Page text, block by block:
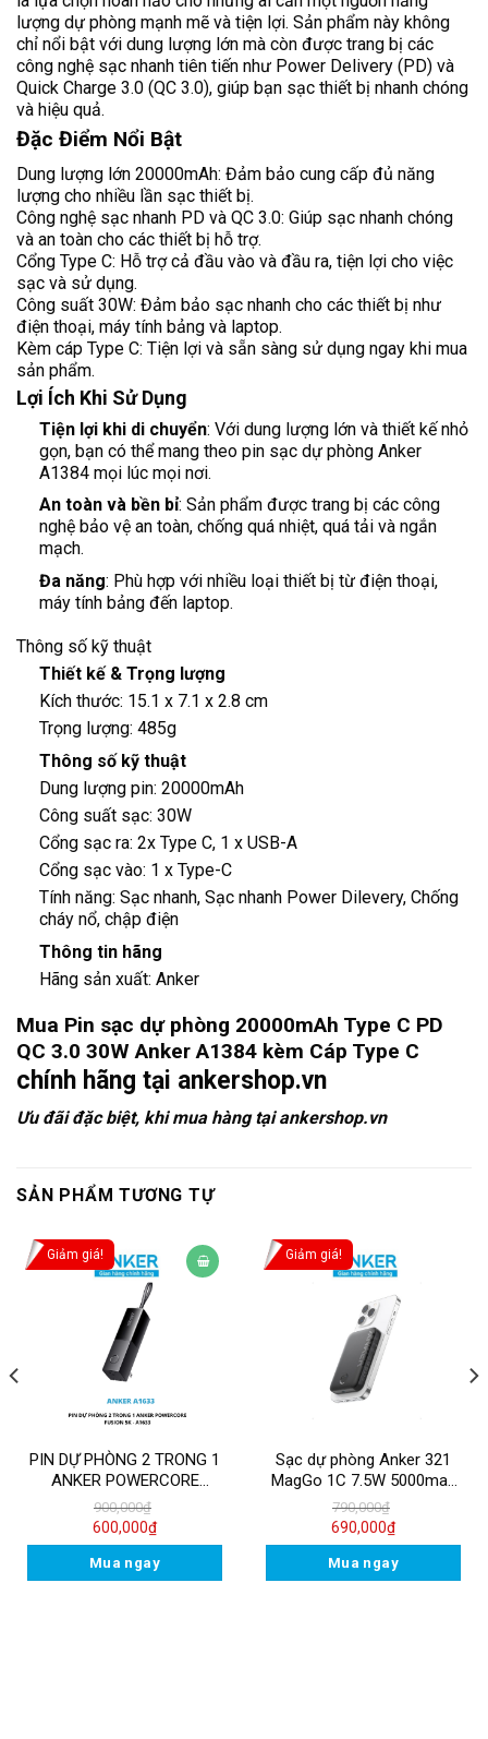
lượng dự phòng mạnh mẽ và tiện lợi. Sản phẩm này không
chỉ nổi bật với dung lượng lớn mà còn được trang bị các
công nghệ sạc nhanh tiên tiến như Power Delivery (PD) và
Quick Charge 3.0 (QC 3.0), giúp bạn sạc thiết bị nhanh chóng
và hiệu quả.
Đặc Điểm Nổi Bật
Dung lượng lớn 20000mAh: Đảm bảo cung cấp đủ năng
lượng cho nhiều lần sạc thiết bị.
Công nghệ sạc nhanh PD và QC 3.0: Giúp sạc nhanh chóng
và an toàn cho các thiết bị hỗ trợ.
Cổng Type C: Hỗ trợ cả đầu vào và đầu ra, tiện lợi cho việc
sạc và sử dụng.
Công suất 30W: Đảm bảo sạc nhanh cho các thiết bị như
điện thoại, máy tính bảng và laptop.
Kèm cáp Type C: Tiện lợi và sẵn sàng sử dụng ngay khi mua
sản phẩm.
Lợi Ích Khi Sử Dụng
Tiện lợi khi di chuyển: Với dung lượng lớn và thiết kế nhỏ
gọn, bạn có thể mang theo pin sạc dự phòng Anker
A1384 mọi lúc mọi nơi.
An toàn và bền bỉ: Sản phẩm được trang bị các công
nghệ bảo vệ an toàn, chống quá nhiệt, quá tải và ngắn
mạch.
Đa năng: Phù hợp với nhiều loại thiết bị từ điện thoại,
máy tính bảng đến laptop.
Thông số kỹ thuật
Thiết kế & Trọng lượng
Kích thước: 15.1 x 7.1 x 2.8 cm
Trọng lượng: 485g
Thông số kỹ thuật
Dung lượng pin: 20000mAh
Công suất sạc: 30W
Cổng sạc ra: 2x Type C, 1 x USB-A
Cổng sạc vào: 1 x Type-C
Tính năng: Sạc nhanh, Sạc nhanh Power Dilevery, Chống
cháy nổ, chập điện
Thông tin hãng
Hãng sản xuất: Anker
Mua Pin sạc dự phòng 20000mAh Type C PD
QC 3.0 30W Anker A1384 kèm Cáp Type C
chính hãng tại ankershop.vn
Ưu đãi đặc biệt, khi mua hàng tại ankershop.vn
SẢN PHẨM TƯƠNG TỰ
Giảm giá!
PIN DỰ PHÒNG 2 TRONG 1
ANKER POWERCORE
FUSION 5K – A1633
900,000₫
600,000₫
Mua ngay
Giảm giá!
Sạc dự phòng Anker 321
MagGo 1C 7.5W 5000mah
A1616
790,000₫
690,000₫
Mua ngay